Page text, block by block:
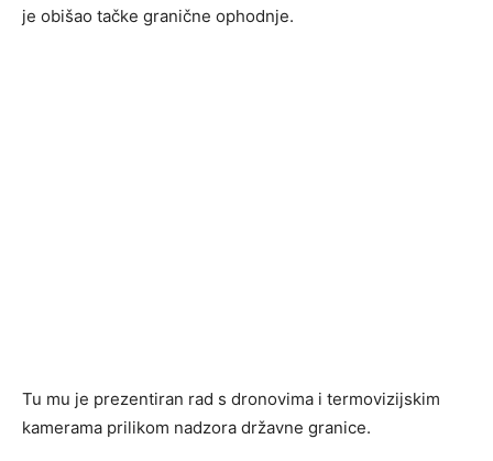
je obišao tačke granične ophodnje.
Tu mu je prezentiran rad s dronovima i termovizijskim
kamerama prilikom nadzora državne granice.